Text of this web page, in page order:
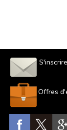
Offres